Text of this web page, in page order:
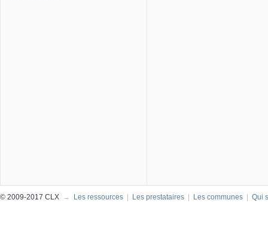
© 2009-2017 CLX → Les ressources Les prestataires Les communes Qui